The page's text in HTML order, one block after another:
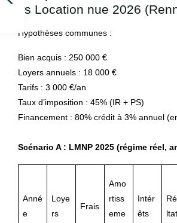
vs Location nue 2026
Hypothèses communes :
Bien acquis : 250 000 €
Loyers annuels : 18 000 €
Tarifs : 3 000 €/an
Taux d’imposition : 45% (IR + PS)
Financement : 80% crédit à 3% annuel
Scénario A : LMNP 2025 (régime réel,
Anné
e
Loye
rs
Frais
Amo
rtiss
eme
Intér
êts
ltat